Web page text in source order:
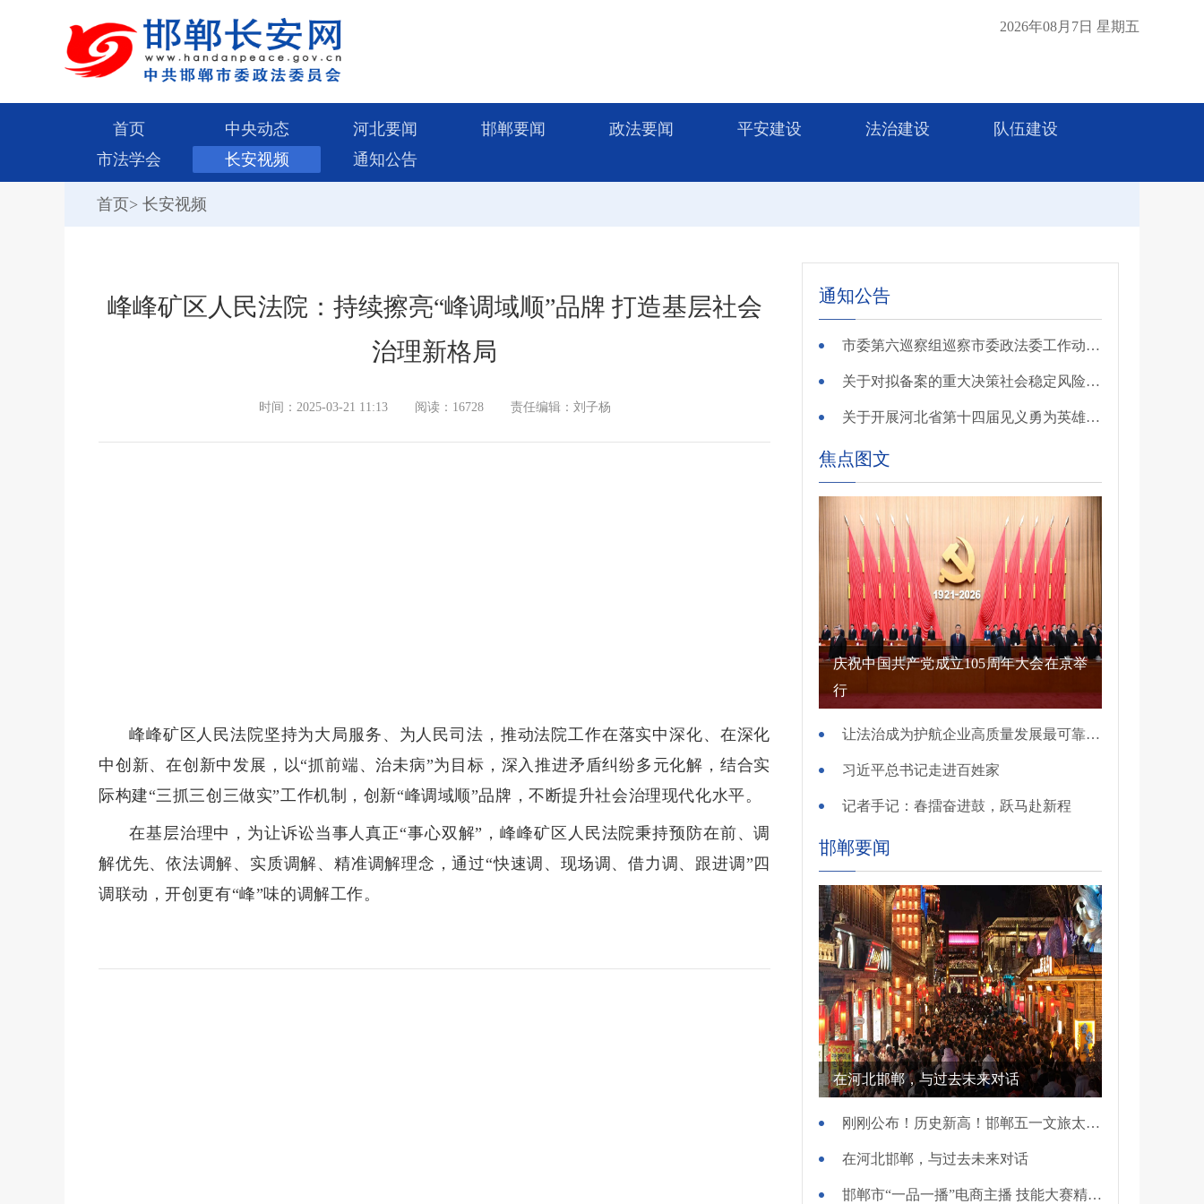
2026年08月7日 星期五
首页 中央动态 河北要闻 邯郸要闻 政法要闻 平安建设 法治建设
队伍建设
市法学会
长安视频 通知公告
首页> 长安视频
峰峰矿区人民法院：持续擦亮“峰调域顺”品牌 打造基层社会
治理新格局
时间：2025-03-21 11:13 阅读：16728 责任编辑：刘子杨
峰峰矿区人民法院坚持为大局服务、为人民司法，推动法院工作在落实中深化、在深化
中创新、在创新中发展，以“抓前端、治未病”为目标，深入推进矛盾纠纷多元化解，结合实
际构建“三抓三创三做实”工作机制，创新“峰调域顺”品牌，不断提升社会治理现代化水平。
在基层治理中，为让诉讼当事人真正“事心双解”，峰峰矿区人民法院秉持预防在前、调
解优先、依法调解、实质调解、精准调解理念，通过“快速调、现场调、借力调、跟进调”四
调联动，开创更有“峰”味的调解工作。
通知公告
市委第六巡察组巡察市委政法委工作动员会召开
关于对拟备案的重大决策社会稳定风险评估第三方机构进行公示的公告
关于开展河北省第十四届见义勇为英雄 （群体）评选的公示
焦点图文
庆祝中国共产党成立105周年大会在京举
行
让法治成为护航企业高质量发展最可靠保障——国新办发布会介绍规范涉企行政执法专项行动有关情况
习近平总书记走进百姓家
记者手记：春擂奋进鼓，跃马赴新程
邯郸要闻
在河北邯郸，与过去未来对话
刚刚公布！历史新高！邯郸五一文旅太火爆！
在河北邯郸，与过去未来对话
邯郸市“一品一播”电商主播 技能大赛精彩开赛